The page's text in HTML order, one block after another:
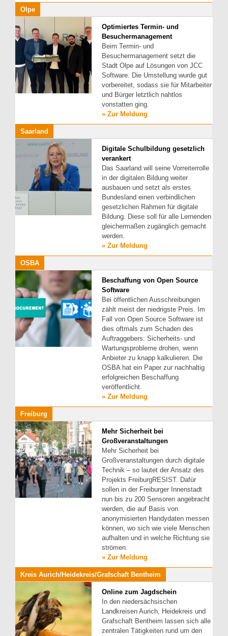
Olpe
Optimiertes Termin- und
Besuchermanagement
Beim Termin- und
Besuchermanagement setzt die
Stadt Olpe auf Lösungen von JCC
Software. Die Umstellung wurde gut
vorbereitet, sodass sie für Mitarbeiter
und Bürger letztlich nahtlos
vonstatten ging.
» Zur Meldung
Saarland
Digitale Schulbildung gesetzlich
verankert
Das Saarland will seine Vorreiterrolle
in der digitalen Bildung weiter
ausbauen und setzt als erstes
Bundesland einen verbindlichen
gesetzlichen Rahmen für digitale
Bildung. Diese soll für alle Lernenden
gleichermaßen zugänglich gemacht
werden.
» Zur Meldung
OSBA
Beschaffung von Open Source
Software
Bei öffentlichen Ausschreibungen
zählt meist der niedrigste Preis. Im
Fall von Open Source Software ist
dies oftmals zum Schaden des
Auftraggebers: Sicherheits- und
Wartungsprobleme drohen, wenn
Anbieter zu knapp kalkulieren. Die
OSBA hat ein Paper zur nachhaltig
erfolgreichen Beschaffung
veröffentlicht.
» Zur Meldung
Freiburg
Mehr Sicherheit bei
Großveranstaltungen
Mehr Sicherheit bei
Großveranstaltungen durch digitale
Technik – so lautet der Ansatz des
Projekts FreiburgRESIST. Dafür
sollen in der Freiburger Innenstadt
nun bis zu 200 Sensoren angebracht
werden, die auf Basis von
anonymisierten Handydaten messen
können, wo sich wie viele Menschen
aufhalten und in welche Richtung sie
strömen.
» Zur Meldung
Kreis Aurich/Heidekreis/Grafschaft Bentheim
Online zum Jagdschein
In den niedersächsischen
Landkreisen Aurich, Heidekreis und
Grafschaft Bentheim lassen sich alle
zentralen Tätigkeiten rund um den